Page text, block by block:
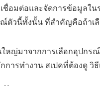
อมต่อและจัดการข้อมูลใ
ตัวนี้ทั้งนั้น ที่สำคัญคือถ้า
หญ่มาจากการเลือกอุปก
รทำงาน สเปคที่ต้องดู วิ